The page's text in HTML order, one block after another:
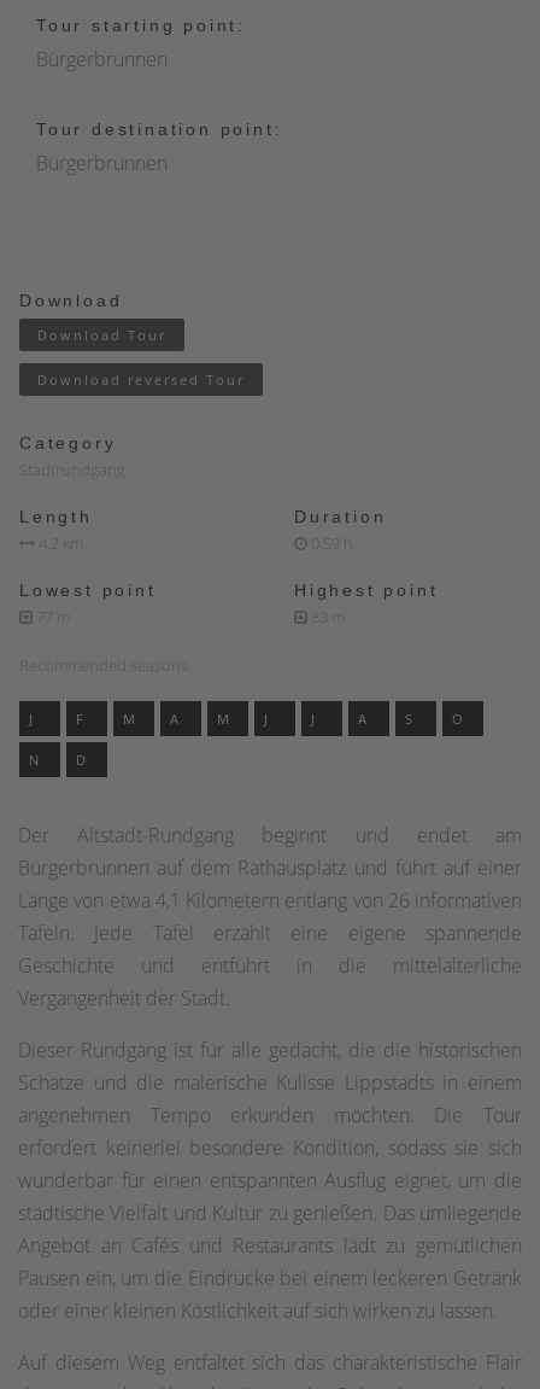
Tour starting point:
Bürgerbrunnen
Tour destination point:
Bürgerbrunnen
Download
Download Tour
Download reversed Tour
Category
Stadtrundgang
Length
4.2 km
Duration
0:59 h
Lowest point
77 m
Highest point
83 m
Recommended seasons
J F M A M J J A S O
N D
Der Altstadt-Rundgang beginnt und endet am
Bürgerbrunnen auf dem Rathausplatz und führt auf einer
Länge von etwa 4,1 Kilometern entlang von 26 informativen
Tafeln. Jede Tafel erzählt eine eigene spannende
Geschichte und entführt in die mittelalterliche
Vergangenheit der Stadt.
Dieser Rundgang ist für alle gedacht, die die historischen
Schätze und die malerische Kulisse Lippstadts in einem
angenehmen Tempo erkunden möchten. Die Tour
erfordert keinerlei besondere Kondition, sodass sie sich
wunderbar für einen entspannten Ausflug eignet, um die
städtische Vielfalt und Kultur zu genießen. Das umliegende
Angebot an Cafés und Restaurants lädt zu gemütlichen
Pausen ein, um die Eindrücke bei einem leckeren Getränk
oder einer kleinen Köstlichkeit auf sich wirken zu lassen.
Auf diesem Weg entfaltet sich das charakteristische Flair